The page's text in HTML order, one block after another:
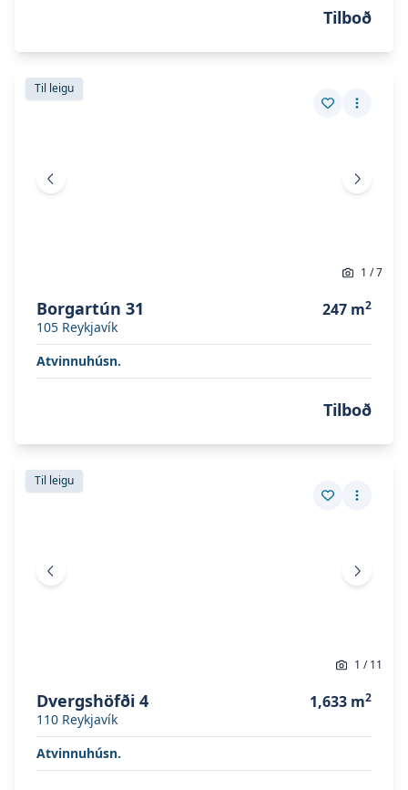
Tilboð
Skoða eignina
Til leigu
Vista eign
Fleiri
Skoða eignina
Fyrri mynd Næsta
1 /7
Borgartún 31
105 Reykjavík
247 m2
Atvinnuhúsn.
Tilboð
Skoða eignina
Til leigu
Vista eign
Fleiri
Skoða eignina
Fyrri mynd Næsta
1 /11
Dvergshöfði 4
110 Reykjavík
1,633 m2
Atvinnuhúsn.